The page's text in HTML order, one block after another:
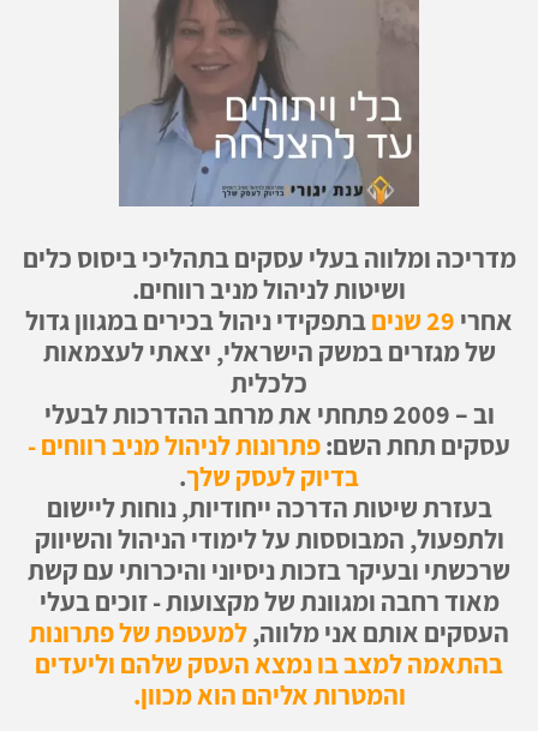
מדריכה ומלווה בעלי עסקים בתהליכי ביסוס כלים
ושיטות לניהול מניב רווחים.
אחרי 29 שנים
בתפקידי ניהול בכירים במגוון גדול
של מגזרים במשק הישראלי, יצאתי לעצמאות
כלכלית
וב – 2009 פתחתי את מרחב ההדרכות לבעלי
עסקים תחת השם:פתרונות לניהול מניב רווחים -
בדיוק לעסק שלך.
בעזרת שיטות הדרכה ייחודיות, נוחות ליישום
ולתפעול, המבוססות על לימודי הניהול והשיווק
שרכשתי ובעיקר בזכות ניסיוני והיכרותי עם קשת
מאוד רחבה ומגוונת של מקצועות - זוכים בעלי
העסקים אותם אני מלווה,למעטפת של פתרונות
בהתאמה למצב בו נמצא העסק שלהם וליעדים
והמטרות אליהם הוא מכוון.